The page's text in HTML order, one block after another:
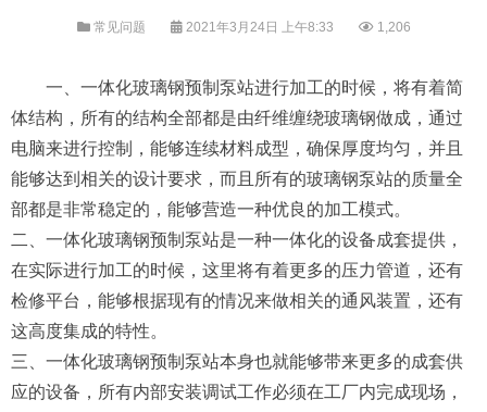
常见问题 2021年3月24日 上午8:33 1,206
一、一体化玻璃钢预制泵站进行加工的时候，将有着简
体结构，所有的结构全部都是由纤维缠绕玻璃钢做成，通过
电脑来进行控制，能够连续材料成型，确保厚度均匀，并且
能够达到相关的设计要求，而且所有的玻璃钢泵站的质量全
部都是非常稳定的，能够营造一种优良的加工模式。
二、一体化玻璃钢预制泵站是一种一体化的设备成套提供，
在实际进行加工的时候，这里将有着更多的压力管道，还有
检修平台，能够根据现有的情况来做相关的通风装置，还有
这高度集成的特性。
三、一体化玻璃钢预制泵站本身也就能够带来更多的成套供
应的设备，所有内部安装调试工作必须在工厂内完成现场，